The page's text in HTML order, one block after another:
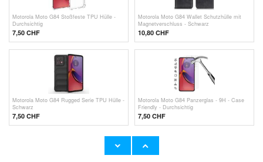
Motorola Moto G84 Stoßfeste TPU Hülle -
Durchsichtig
7,50 CHF
Motorola Moto G84 Wallet Schutzhülle mit
Magnetverschluss - Schwarz
10,80 CHF
Motorola Moto G84 Rugged Serie TPU Hülle -
Schwarz
7,50 CHF
Motorola Moto G84 Panzerglas - 9H - Case
Friendly - Durchsichtig
7,50 CHF